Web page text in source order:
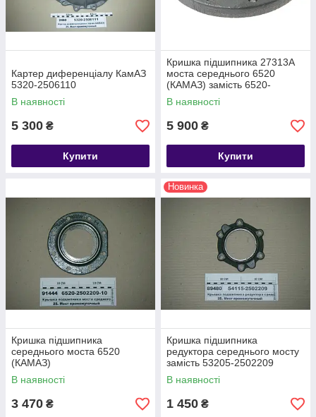
Картер диференціалу КамАЗ
5320-2506110
В наявності
5 300 ₴
Купити
Кришка підшипника 27313А
моста середнього 6520
(КАМАЗ) замість 6520-
2502051
В наявності
5 900 ₴
Купити
Кришка підшипника
середнього моста 6520
(КАМАЗ)
В наявності
3 470 ₴
Новинка
Кришка підшипника
редуктора середнього мосту
замість 53205-2502209
(КАМАЗ)
В наявності
1 450 ₴